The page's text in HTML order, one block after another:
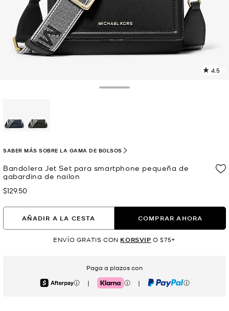
4.5
Bandolera Jet Set para smartphone pequeña de
gabardina de nailon
Ahora
$129.50
SABER MÁS SOBRE LA GAMA DE BOLSOS
AÑADIR A LA CESTA COMPRAR AHORA
ENVÍO GRATIS CON KORSVIP O $75+
Paga a plazos con
Afterpay | Klarna | PayPal